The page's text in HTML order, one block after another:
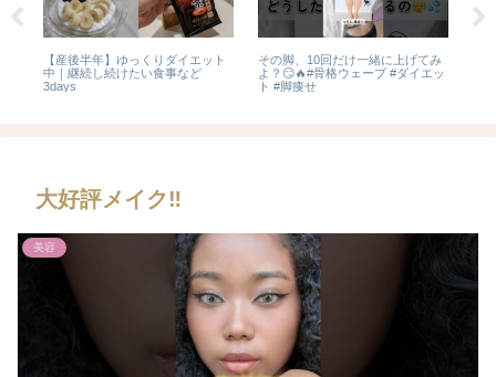
【産後半年】ゆっくりダイエット
中｜継続し続けたい食事など
3days
その脚、10回だけ一緒に上げてみ
よ？😏🔥⁡#骨格ウェーブ #ダイエッ
ト #脚痩せ
大好評メイク‼️
美容